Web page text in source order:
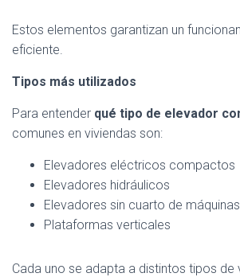
Estos elementos garantizan un
eficiente.
Tipos más utilizados
Para entender qué tipo de elevador
comunes en viviendas son:
Elevadores eléctricos compactos
Elevadores hidráulicos
Elevadores sin cuarto de máquinas
Plataformas verticales
Cada uno se adapta a distintos tipos de